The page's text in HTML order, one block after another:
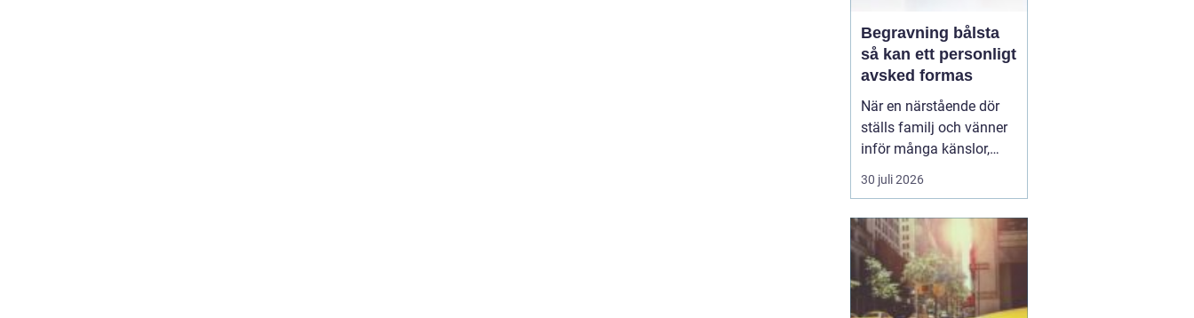
Begravning bålsta
så kan ett personligt
avsked formas
När en närstående dör
ställs familj och vänner
inför många känslor,
men också praktiska
beslut.
ceremoni i någon av
Håbo församlings kyrkor
eller ka...
30 juli 2026